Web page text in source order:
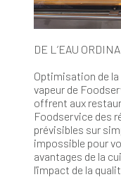
DE L’EAU
Optimisation de la
vapeur de
offrent aux
Foodservice des
prévisibles sur
impossible pour
avantages de la
l'impact de la